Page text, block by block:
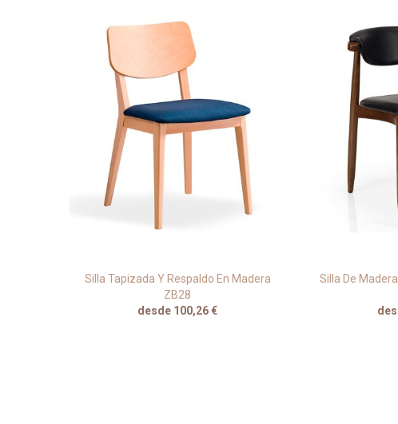
Silla Tapizada Y Respaldo En Madera
ZB28
desde 100,26 €
Silla De